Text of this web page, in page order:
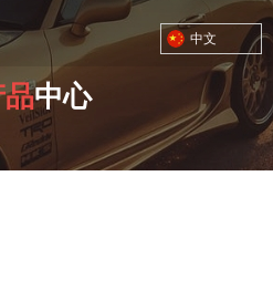
中文
中心
CORPORATION